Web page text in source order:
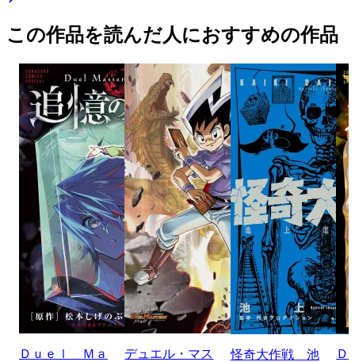
この作品を読んだ人におすすめの作品
Ｄｕｅｌ Ｍａ
デュエル・マス
怪奇大作戦 池
Ｄ